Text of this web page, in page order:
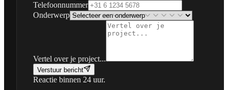
Telefoonnummer
Onderwerp
Vertel over je project...
Verstuur bericht
Reactie binnen 24 uur.